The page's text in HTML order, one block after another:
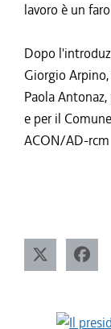
lavoro è un
Dopo
Giorgio
Paola
e per il
ACON/AD-rcm